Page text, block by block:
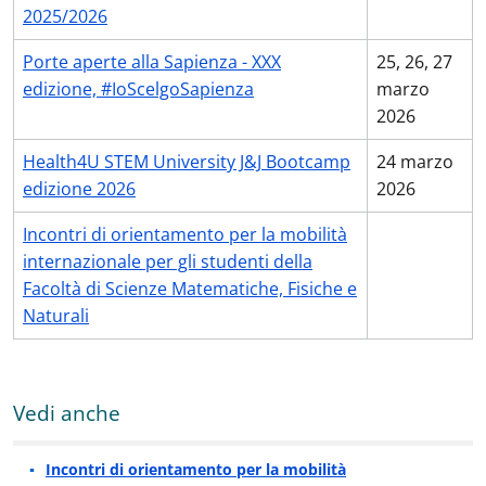
2025/2026
Porte aperte alla Sapienza - XXX
edizione, #IoScelgoSapienza
25, 26, 27
marzo
2026
Health4U STEM University J&J Bootcamp
edizione 2026
24 marzo
2026
Incontri di orientamento per la mobilità
internazionale per gli studenti della
Facoltà di Scienze Matematiche, Fisiche e
Naturali
Vedi anche
Incontri di orientamento per la mobilità